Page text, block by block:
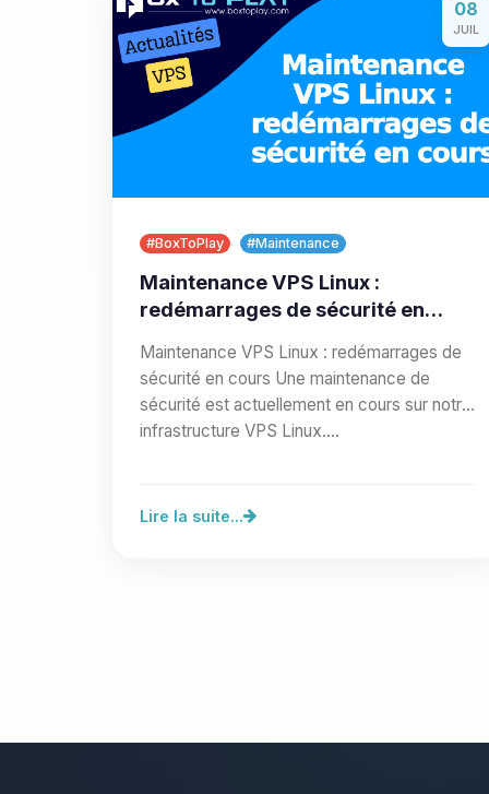
08
JUIL
#BoxToPlay #Maintenance
Maintenance VPS Linux :
redémarrages de sécurité en
Maintenance VPS Linux : redémarrages de
sécurité en cours Une maintenance de
sécurité est actuellement en cours sur notre
infrastructure VPS Linux.…
Lire la suite...